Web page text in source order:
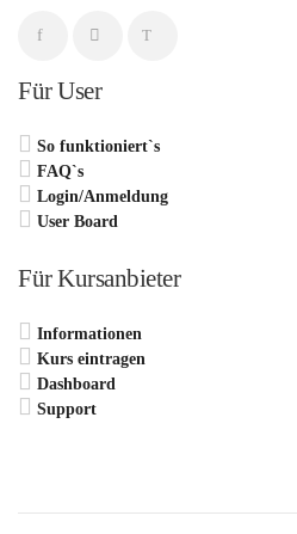
Für User
So funktioniert`s
FAQ`s
Login/Anmeldung
User Board
Für Kursanbieter
Informationen
Kurs eintragen
Dashboard
Support